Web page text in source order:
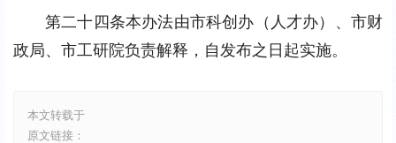
第二十四条本办法由市科创办（人才办）、市财
政局、市工研院负责解释，自发布之日起实施。
本文转载于
原文链接：